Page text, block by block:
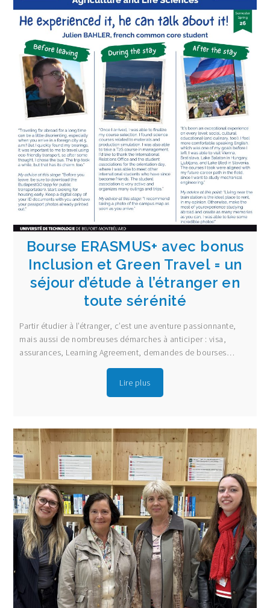
Bourse ERASMUS+ avec bonus
Inclusion et Green Travel = un
séjour d’étude à l’étranger en
toute sérénité
Partir étudier à l’étranger, c’est une aventure passionnante,
mais aussi de nombreuses démarches à anticiper : visa,
assurances, Learning Agreement, demandes de bourses…
Lire plus